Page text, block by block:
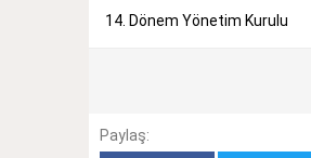
14. Dönem Yönetim Kurulu
Paylaş: